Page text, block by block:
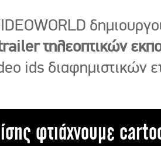
τηλεοπτικών
ids διαφημιστικών
φτιάχνουμε